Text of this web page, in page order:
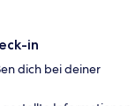
in
dich bei deiner